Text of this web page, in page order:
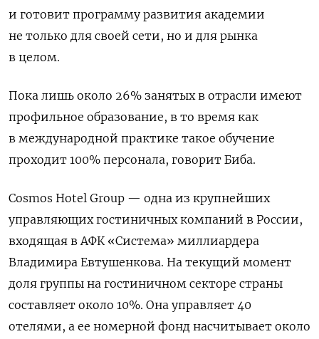
и готовит программу развития академии
не только для своей сети, но и для рынка
в целом.
Пока лишь около 26% занятых в отрасли имеют
профильное образование, в то время как
в международной практике такое обучение
проходит 100% персонала, говорит Биба.
Cosmos Hotel Group — одна из крупнейших
управляющих гостиничных компаний в России,
входящая в АФК «Система» миллиардера
Владимира Евтушенкова. На текущий момент
доля группы на гостиничном секторе страны
составляет около 10%. Она управляет 40
отелями, а ее номерной фонд насчитывает около